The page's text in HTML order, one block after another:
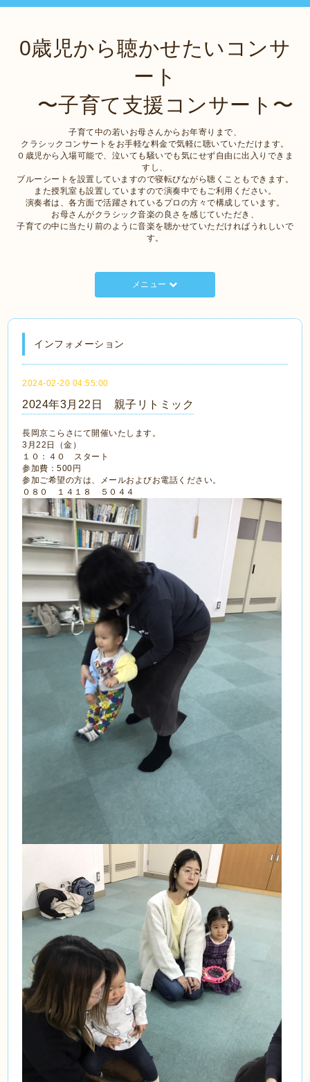
0歳児から聴かせたいコンサ
ート
〜子育て支援コンサート〜
子育て中の若いお母さんからお年寄りまで、
クラシックコンサートをお手軽な料金で気軽に聴いていただけます。
０歳児から入場可能で、泣いても騒いでも気にせず自由に出入りできま
すし、
ブルーシートを設置していますので寝転びながら聴くこともできます。
また授乳室も設置していますので演奏中でもご利用ください。
演奏者は、各方面で活躍されているプロの方々で構成しています。
お母さんがクラシック音楽の良さを感じていただき、
子育ての中に当たり前のように音楽を聴かせていただければうれしいで
す。
メニュー
インフォメーション
2024-02-20 04:55:00
2024年3月22日 親子リトミック
長岡京こらさにて開催いたします。
3月22日（金）
１０：４０ スタート
参加費：500円
参加ご希望の方は、メールおよびお電話ください。
０８０ １４１８ ５０４４